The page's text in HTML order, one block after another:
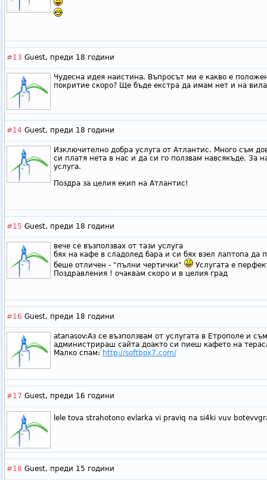
#13 Guest, преди 18 години
Чудесна идея наистина. Въпросът ми е какво е
покритие скоро? Ще бъде екстра да имам нет и на
#14 Guest, преди 18 години
Изключително добра услуга от Атлантис. Много съм
си платя нета в нас и да си го ползвам навсякъде. За
услуга.
Поздра за целия екип на Атлантис!
#15 Guest, преди 18 години
вече се възползвах от тази услуга
бях на кафе в сладолед бара и си бях взел лаптопа да
беше отличен - "пълни чертички"
Услугата е
Поздравления ! очаквам скоро и в целия град
#16 Guest, преди 18 години
atanasov:Аз се възползвам от услугата в Етрополе и
администрираш сайта доакто си пиеш кафето на
Малко спам: http://softbox7.com/
#17 Guest, преди 16 години
lele tova strahotono evlarka vi praviq na si4ki vuv
#18 Guest, преди 15 години